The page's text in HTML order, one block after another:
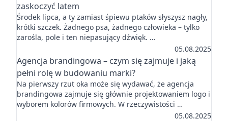
zaskoczyć latem
Środek lipca, a ty zamiast śpiewu ptaków słyszysz nagły,
krótki szczek. Żadnego psa, żadnego człowieka – tylko
zarośla, pole i ten niepasujący dźwięk. …
05.08.2025
Agencja brandingowa – czym się zajmuje i jaką
pełni rolę w budowaniu marki?
Na pierwszy rzut oka może się wydawać, że agencja
brandingowa zajmuje się głównie projektowaniem logo i
wyborem kolorów firmowych. W rzeczywistości …
05.08.2025